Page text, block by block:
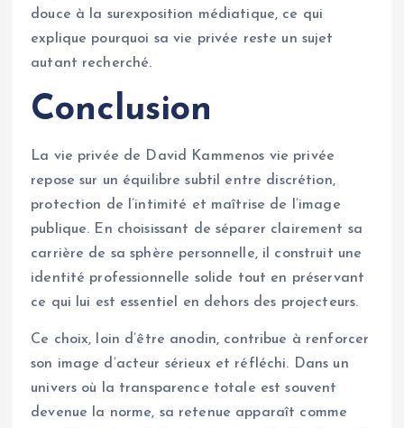
douce à la surexposition médiatique, ce qui
explique pourquoi sa vie privée reste un sujet
autant recherché.
Conclusion
La vie privée de David Kammenos vie privée
repose sur un équilibre subtil entre discrétion,
protection de l’intimité et maîtrise de l’image
publique. En choisissant de séparer clairement sa
carrière de sa sphère personnelle, il construit une
identité professionnelle solide tout en préservant
ce qui lui est essentiel en dehors des projecteurs.
Ce choix, loin d’être anodin, contribue à renforcer
son image d’acteur sérieux et réfléchi. Dans un
univers où la transparence totale est souvent
devenue la norme, sa retenue apparaît comme